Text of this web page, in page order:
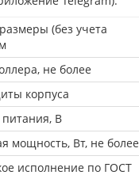
(без учета
не более
корпуса
В
мощность, Вт, не более
исполнение по ГОСТ